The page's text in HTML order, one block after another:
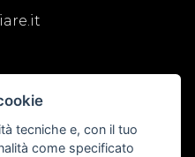
tecniche e, con il tuo
come specificato